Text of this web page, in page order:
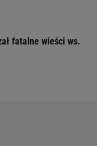
fatalne wieści ws.